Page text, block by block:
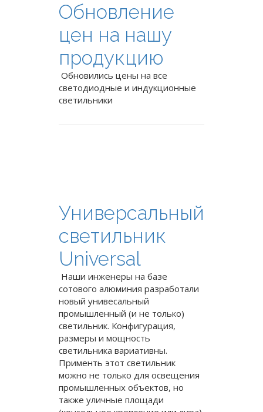
Обновление
цен на нашу
продукцию
Обновились цены на все
светодиодные и индукционные
светильники
Универсальный
светильник
Universal
Наши инженеры на базе
сотового алюминия разработали
новый унивесальный
промышленный (и не только)
светильник. Конфигурация,
размеры и мощность
светильника вариативны.
Применть этот светильник
можно не только для освещения
промышленных объектов, но
также уличные площади